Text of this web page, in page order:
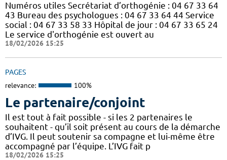
Numéros utiles Secrétariat d’orthogénie : 04 67 33 64
43 Bureau des psychologues : 04 67 33 64 44 Service
social : 04 67 33 58 33 Hôpital de jour : 04 67 33 65 24
Le service d'orthogénie est ouvert au
18/02/2026 15:25
PAGES
relevance: 100%
Le partenaire/conjoint
Il est tout à fait possible - si les 2 partenaires le
souhaitent - qu’il soit présent au cours de la démarche
d’IVG. Il peut soutenir sa compagne et lui-même être
accompagné par l’équipe. L’IVG fait p
18/02/2026 15:25